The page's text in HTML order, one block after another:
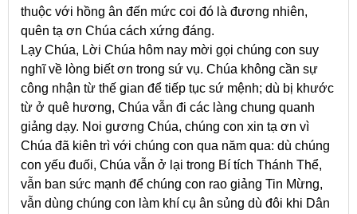
thuộc với hồng ân đến mức coi đó là đương nhiên,
quên tạ ơn Chúa cách xứng đáng.
Lạy Chúa, Lời Chúa hôm nay mời gọi chúng con suy
nghĩ về lòng biết ơn trong sứ vụ. Chúa không cần sự
công nhận từ thế gian để tiếp tục sứ mệnh; dù bị khước
từ ở quê hương, Chúa vẫn đi các làng chung quanh
giảng dạy. Noi gương Chúa, chúng con xin tạ ơn vì
Chúa đã kiên trì với chúng con qua năm qua: dù chúng
con yếu đuối, Chúa vẫn ở lại trong Bí tích Thánh Thể,
vẫn ban sức mạnh để chúng con rao giảng Tin Mừng,
vẫn dùng chúng con làm khí cụ ân sủng dù đôi khi Dân